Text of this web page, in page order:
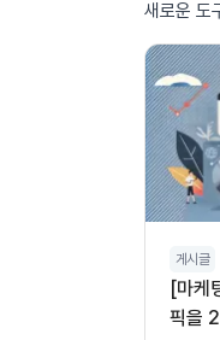
새로운 도
게시글
[마케
픽을